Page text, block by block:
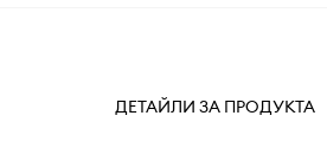
ДЕТАЙЛИ ЗА ПРОДУКТА